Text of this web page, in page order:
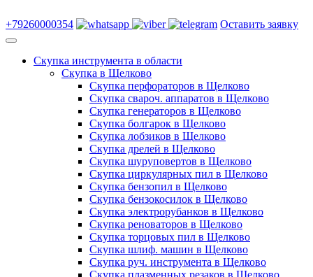
+79260000354 Оставить заявку
Скупка инструмента в области
Скупка в Щелково
Скупка перфораторов в Щелково
Скупка свароч. аппаратов в Щелково
Скупка генераторов в Щелково
Скупка болгарок в Щелково
Скупка лобзиков в Щелково
Скупка дрелей в Щелково
Скупка шуруповертов в Щелково
Скупка циркулярных пил в Щелково
Скупка бензопил в Щелково
Скупка бензокосилок в Щелково
Скупка электрорубанков в Щелково
Скупка реноваторов в Щелково
Скупка торцовых пил в Щелково
Скупка шлиф. машин в Щелково
Скупка руч. инструмента в Щелково
Скупка плазменных резаков в Щелково